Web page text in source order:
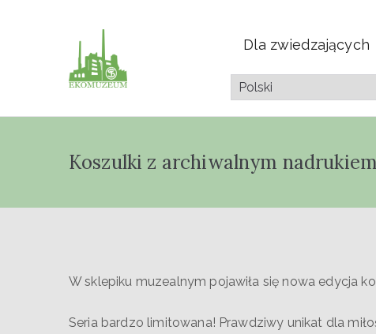
Muzeum
Pazdura
Dla zwiedzających
Koszulki z archiwalnym nadrukiem
W sklepiku muzealnym pojawiła się nowa edycja
Seria bardzo limitowana! Prawdziwy unikat dla